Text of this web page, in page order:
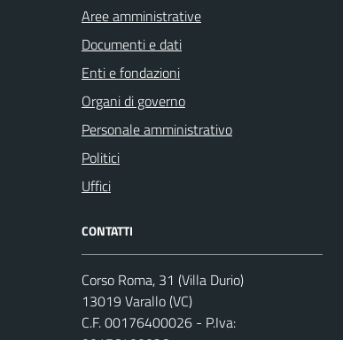
Aree amministrative
Documenti e dati
Enti e fondazioni
Organi di governo
Personale amministrativo
Politici
Uffici
CONTATTI
Corso Roma, 31 (Villa Durio)
13019 Varallo (VC)
C.F. 00176400026 - P.Iva: